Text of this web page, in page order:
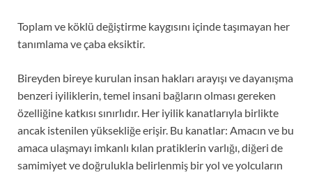
Toplam ve köklü değiştirme kaygısını içinde taşımayan her
tanımlama ve çaba eksiktir.
Bireyden bireye kurulan insan hakları arayışı ve dayanışma
benzeri iyiliklerin, temel insani bağların olması gereken
özelliğine katkısı sınırlıdır. Her iyilik kanatlarıyla birlikte
ancak istenilen yüksekliğe erişir. Bu kanatlar: Amacın ve bu
amaca ulaşmayı imkanlı kılan pratiklerin varlığı, diğeri de
samimiyet ve doğrulukla belirlenmiş bir yol ve yolcuların